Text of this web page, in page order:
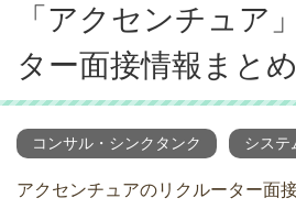
「アクセンチュア
ター面接情報まとめ
コンサル・シンクタンク システ
アクセンチュアのリクルーター面